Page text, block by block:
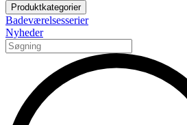
Produktkategorier
Badeværelsesserier
Nyheder